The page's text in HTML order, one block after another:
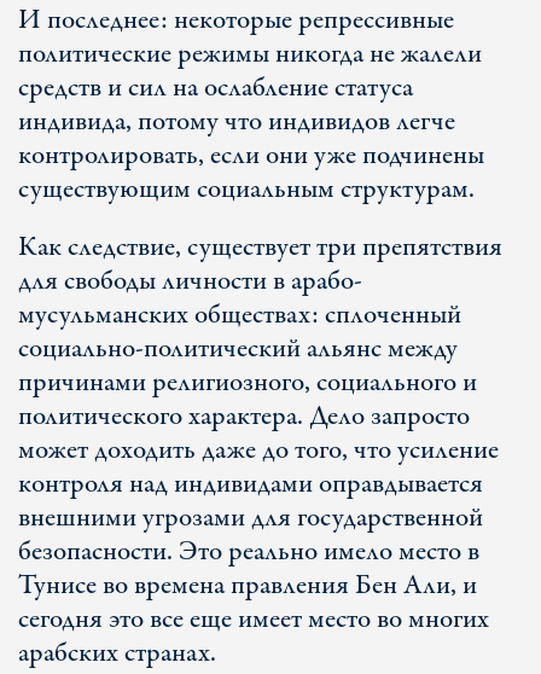
И последнее: некоторые репрессивные
политические режимы никогда не жалели
средств и сил на ослабление статуса
индивида, потому что индивидов легче
контролировать, если они уже подчинены
существующим социальным структурам.
Как следствие, существует три препятствия
для свободы личности в арабо-
мусульманских обществах: сплоченный
социально-политический альянс между
причинами религиозного, социального и
политического характера. Дело запросто
может доходить даже до того, что усиление
контроля над индивидами оправдывается
внешними угрозами для государственной
безопасности. Это реально имело место в
Тунисе во времена правления Бен Али, и
сегодня это все еще имеет место во многих
арабских странах.